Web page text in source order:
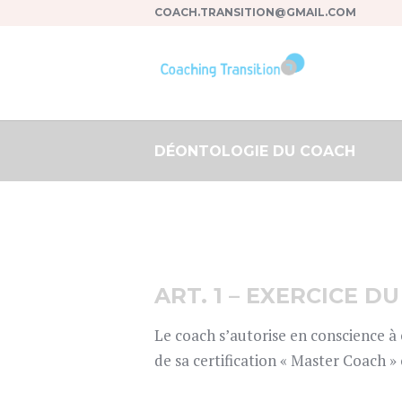
COACH.TRANSITION@GMAIL.COM
DÉONTOLOGIE DU COACH
ART. 1 – EXERCICE
Le coach s’autorise en
de sa certification « Master Coach